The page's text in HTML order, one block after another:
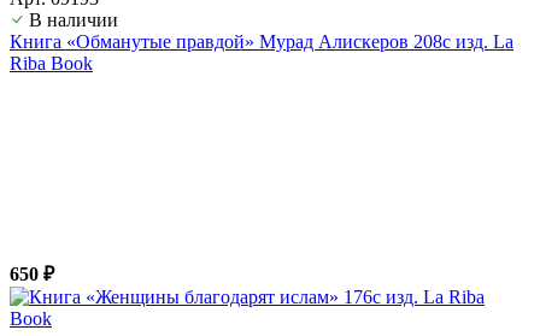
В наличии
Книга «Обманутые правдой» Мурад Алискеров 208с изд. La
Riba Book
650 ₽